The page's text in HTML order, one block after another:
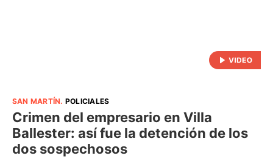
SAN MARTÍN. POLICIALES
Crimen del empresario en Villa
Ballester: así fue la detención de los
dos sospechosos